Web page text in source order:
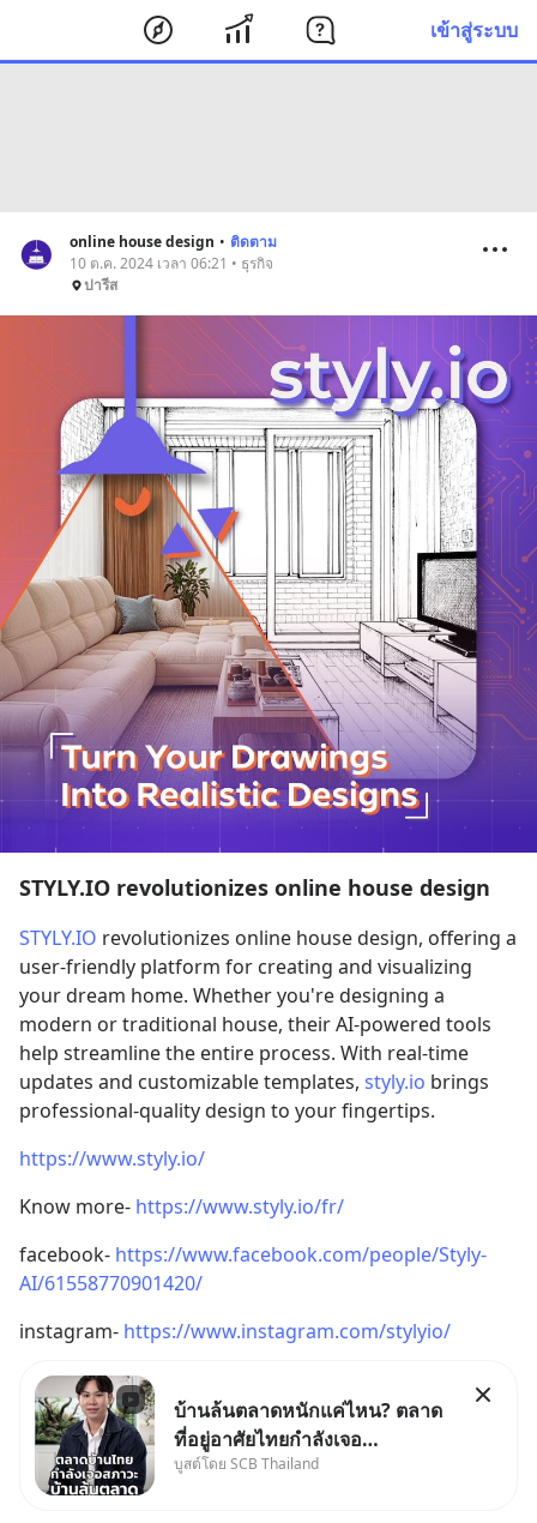
เข้าสู่ระบบ
online house design • ติดตาม
10 ต.ค. 2024 เวลา 06:21 • ธุรกิจ
ปารีส
STYLY.IO revolutionizes online house design
STYLY.IO revolutionizes online house design, offering a
user-friendly platform for creating and visualizing
your dream home. Whether you're designing a
modern or traditional house, their AI-powered tools
help streamline the entire process. With real-time
updates and customizable templates, styly.io brings
professional-quality design to your fingertips.
https://www.styly.io/
Know more- https://www.styly.io/fr/
facebook- https://www.facebook.com/people/Styly-
AI/61558770901420/
instagram- https://www.instagram.com/stylyio/
บ้านล้นตลาดหนักแค่ไหน? ตลาด
ที่อยู่อาศัยไทยกำลังเจอ
Oversupply หนักกว่าที่คิด และ
บูสต์โดย SCB Thailand